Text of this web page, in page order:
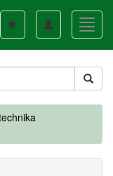
Toggle
navigation